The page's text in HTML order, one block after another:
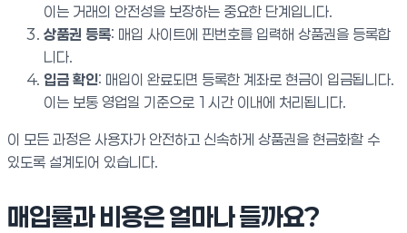
이는 거래의 안전성을 보장하는 중요한 단계입니다.
상품권 등록: 매입 사이트에 핀번호를 입력해 상품권을 등록합
니다.
입금 확인: 매입이 완료되면 등록한 계좌로 현금이 입금됩니다.
이는 보통 영업일 기준으로 1시간 이내에 처리됩니다.
이 모든 과정은 사용자가 안전하고 신속하게 상품권을 현금화할 수
있도록 설계되어 있습니다.
매입률과 비용은 얼마나 들까요?